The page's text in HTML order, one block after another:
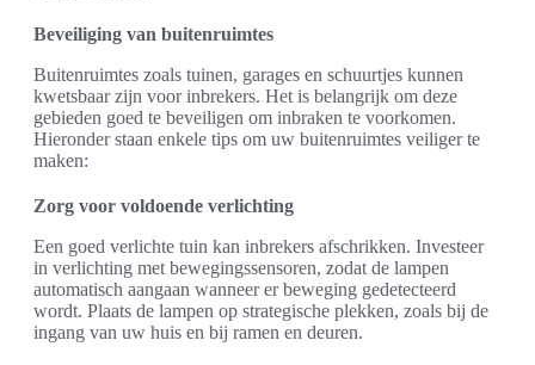
Beveiliging van buitenruimtes
Buitenruimtes zoals tuinen, garages en schuurtjes kunnen
kwetsbaar zijn voor inbrekers. Het is belangrijk om deze
gebieden goed te beveiligen om inbraken te voorkomen.
Hieronder staan enkele tips om uw buitenruimtes veiliger te
maken:
Zorg voor voldoende verlichting
Een goed verlichte tuin kan inbrekers afschrikken. Investeer
in verlichting met bewegingssensoren, zodat de lampen
automatisch aangaan wanneer er beweging gedetecteerd
wordt. Plaats de lampen op strategische plekken, zoals bij de
ingang van uw huis en bij ramen en deuren.